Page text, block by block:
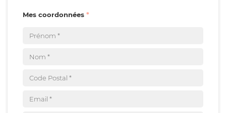
Mes coordonnées